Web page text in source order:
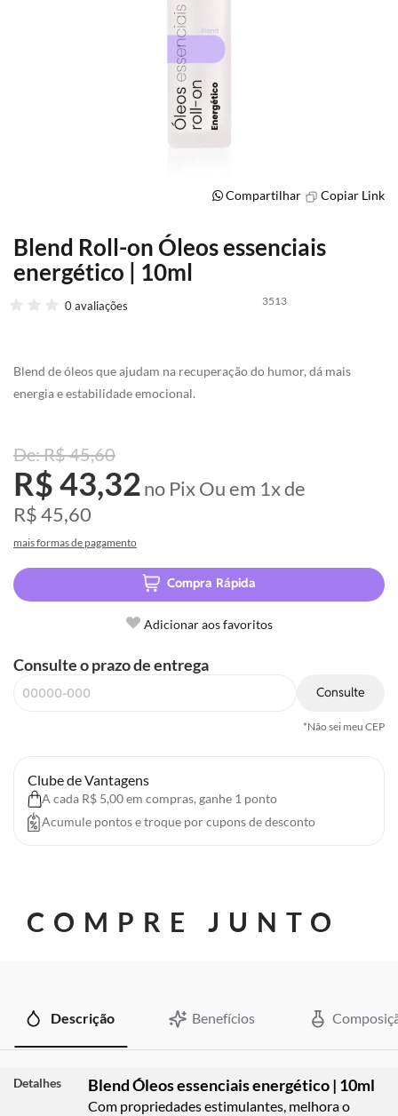
Blend Roll-on Óleos essenciais
energético | 10ml
3513
0 avaliações
Blend de óleos que ajudam na recuperação do humor, dá mais
energia e estabilidade emocional.
R$ 45,60
R$ 43,32no PixOu em 1xde
R$ 45,60
mais formas de pagamento
Compra Rápida
Adicionar aos favoritos
Consulte o prazo de entrega
Consulte
*Não sei meu CEP
Clube de Vantagens
A cada R$ 5,00 em compras, ganhe 1 ponto
Acumule pontos e troque por cupons de desconto
Compartilhar Copiar Link
Saltar
para
o
imagens
COMPRE JUNTO
Descrição Benefícios
Detalhes Blend Óleos essenciais energético | 10ml
Com propriedades estimulantes, melhora o